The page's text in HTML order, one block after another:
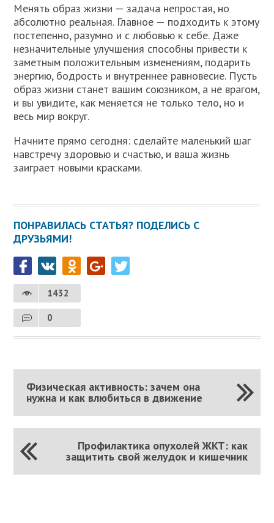
Менять образ жизни — задача непростая, но
абсолютно реальная. Главное — подходить к этому
постепенно, разумно и с любовью к себе. Даже
незначительные улучшения способны привести к
заметным положительным изменениям, подарить
энергию, бодрость и внутреннее равновесие. Пусть
образ жизни станет вашим союзником, а не врагом,
и вы увидите, как меняется не только тело, но и
весь мир вокруг.
Начните прямо сегодня: сделайте маленький шаг
навстречу здоровью и счастью, и ваша жизнь
заиграет новыми красками.
ПОНРАВИЛАСЬ СТАТЬЯ? ПОДЕЛИСЬ С
ДРУЗЬЯМИ!
1432
0
Физическая активность: зачем она
нужна и как влюбиться в движение
Профилактика опухолей ЖКТ: как
защитить свой желудок и кишечник